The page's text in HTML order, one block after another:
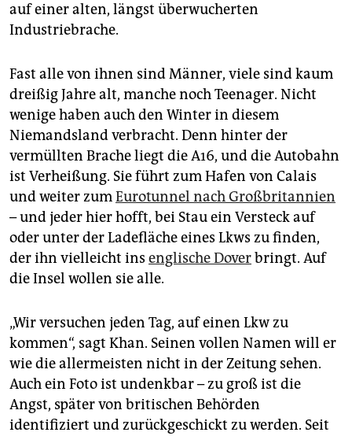
auf einer alten, längst überwucherten
Industriebrache.
Fast alle von ihnen sind Männer, viele sind kaum
dreißig Jahre alt, manche noch Teenager. Nicht
wenige haben auch den Winter in diesem
Niemandsland verbracht. Denn hinter der
vermüllten Brache liegt die A16, und die Autobahn
ist Verheißung. Sie führt zum Hafen von Calais
und weiter zumEurotunnel nach Großbritannien
– und jeder hier hofft, bei Stau ein Versteck auf
oder unter der Ladefläche eines Lkws zu finden,
der ihn vielleicht ins englische Doverbringt. Auf
die Insel wollen sie alle.
„Wir versuchen jeden Tag, auf einen Lkw zu
kommen“, sagt Khan. Seinen vollen Namen will er
wie die allermeisten nicht in der Zeitung sehen.
Auch ein Foto ist undenkbar – zu groß ist die
Angst, später von britischen Behörden
identifiziert und zurückgeschickt zu werden. Seit